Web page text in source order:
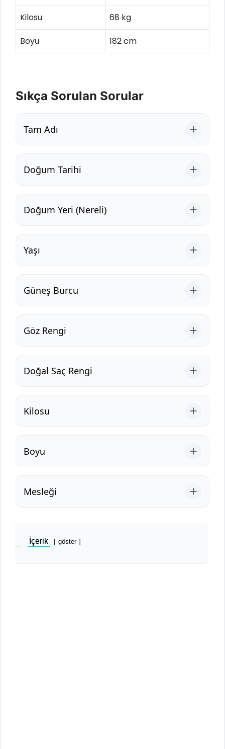
Kilosu 68 kg
Boyu 182 cm
Sıkça Sorulan Sorular
Tam Adı
Doğum Tarihi
Doğum Yeri (Nereli)
Yaşı
Güneş Burcu
Göz Rengi
Doğal Saç Rengi
Kilosu
Boyu
Mesleği
İçerik göster